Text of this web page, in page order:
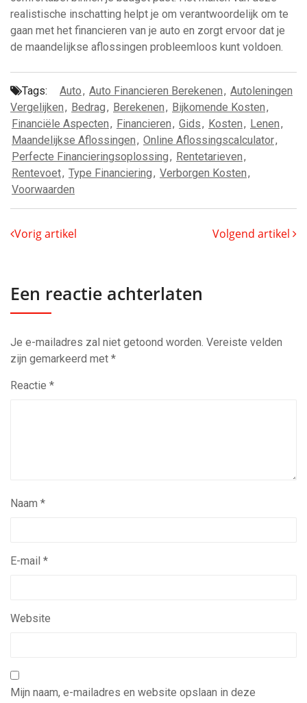
realistische inschatting helpt je om verantwoordelijk om te
gaan met het financieren van je auto en zorgt ervoor dat je
de maandelijkse aflossingen probleemloos kunt voldoen.
Tags: Auto, Auto Financieren Berekenen, Autoleningen
Vergelijken, Bedrag, Berekenen, Bijkomende Kosten,
Financiële Aspecten, Financieren, Gids, Kosten, Lenen,
Maandelijkse Aflossingen, Online Aflossingscalculator,
Perfecte Financieringsoplossing, Rentetarieven,
Rentevoet, Type Financiering, Verborgen Kosten,
Voorwaarden
Vorig artikel Volgend artikel
Een reactie achterlaten
Je e-mailadres zal niet getoond worden. Vereiste velden
zijn gemarkeerd met *
Reactie *
Naam *
E-mail *
Website
Mijn naam, e-mailadres en website opslaan in deze